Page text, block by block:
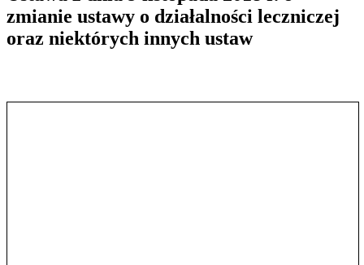
zmianie ustawy o działalności leczniczej
oraz niektórych innych ustaw